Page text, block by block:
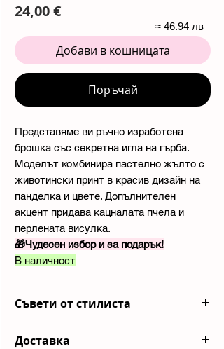
24,00 €Цена
Добави в кошницата
Поръчай
Представяме ви ръчно изработена
брошка със секретна игла на гърба.
Моделът комбинира пастелно жълто с
животински принт в красив дизайн на
панделка и цвете. Допълнителен
акцент придава кацналата пчела и
перлената висулка.
🎁Чудесен избор и за подарък!
В наличност
Съвети от стилиста
принт и пастелно жълт топ! Страхотен
Доставка
≈ 46.94 лв